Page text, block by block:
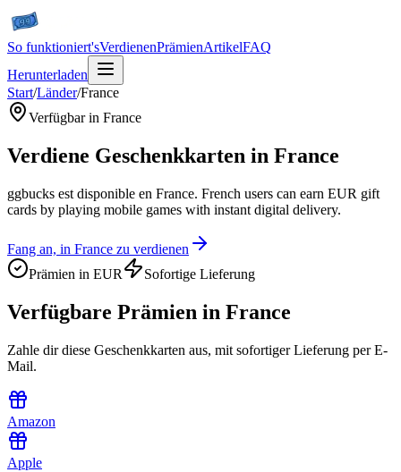
So funktioniert'sVerdienenPrämienArtikelFAQ
Herunterladen
Start/Länder/France
Verfügbar in France
Verdiene Geschenkkarten in France
ggbucks est disponible en France. French users can earn EUR gift
cards by playing mobile games with instant digital delivery.
Fang an, in France zu verdienen
Prämien in EUR
Sofortige Lieferung
Verfügbare Prämien in France
Zahle dir diese Geschenkkarten aus, mit sofortiger Lieferung per E-
Mail.
Amazon
Apple